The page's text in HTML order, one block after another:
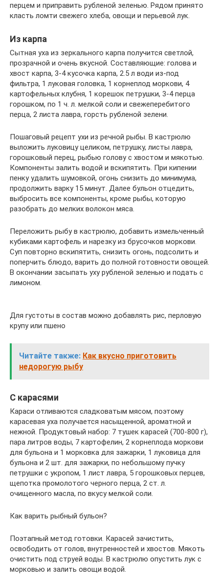
перцем и приправить рубленой зеленью. Рядом принято
класть ломти свежего хлеба, овощи и перьевой лук.
Из карпа
Сытная уха из зеркального карпа получится светлой,
прозрачной и очень вкусной. Составляющие: голова и
хвост карпа, 3-4 кусочка карпа, 2.5 л води из-под
фильтра, 1 луковая головка, 1 корнеплод моркови, 4
картофельных клубня, 1 корешок петрушки, 3-4 перца
горошком, по 1 ч. л. мелкой соли и свежеперебитого
перца, 2 листа лавра, горсть рубленой зелени.
Пошаговый рецепт ухи из речной рыбы. В кастрюлю
выложить луковицу целиком, петрушку, листы лавра,
горошковый перец, рыбью голову с хвостом и мякотью.
Компоненты залить водой и вскипятить. При кипении
пенку удалить шумовкой, огонь снизить до минимума,
продолжить варку 15 минут. Далее бульон отцедить,
выбросить все компоненты, кроме рыбы, которую
разобрать до мелких волокон мяса.
Переложить рыбу в кастрюлю, добавить измельченный
кубиками картофель и нарезку из брусочков моркови.
Суп повторно вскипятить, снизить огонь, подсолить и
поперчить блюдо, варить до полной готовности овощей.
В окончании засыпать уху рубленой зеленью и подать с
лимоном.
Для густоты в состав можно добавлять рис, перловую
крупу или пшено
Читайте также: Как вкусно приготовить
недорогую рыбу
С карасями
Караси отливаются сладковатым мясом, поэтому
карасевая уха получается насыщенной, ароматной и
нежной. Продуктовый набор: 7 тушек карасей (700-800 г),
пара литров воды, 7 картофелин, 2 корнеплода моркови
для бульона и 1 морковка для зажарки, 1 луковица для
бульона и 2 шт. для зажарки, по небольшому пучку
петрушки с укропом, 1 лист лавра, 5 горошковых перцев,
щепотка промолотого черного перца, 2 ст. л.
очищенного масла, по вкусу мелкой соли.
Как варить рыбный бульон?
Поэтапный метод готовки. Карасей зачистить,
освободить от голов, внутренностей и хвостов. Мякоть
очистить под струей воды. В кастрюлю опустить лук с
морковью и залить овощи водой.